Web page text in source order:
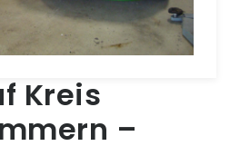
Kreis
–